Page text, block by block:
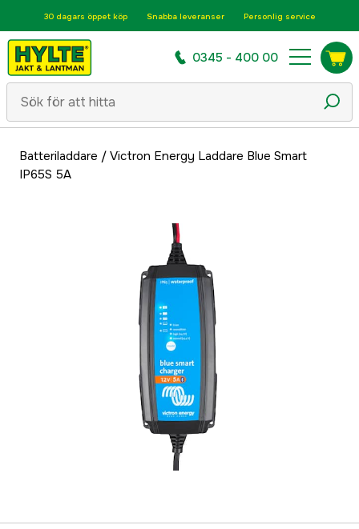
30 dagars öppet köp Snabba leveranser Personlig service
0345 - 400 00
Batteriladdare / Victron Energy Laddare Blue Smart
IP65S 5A